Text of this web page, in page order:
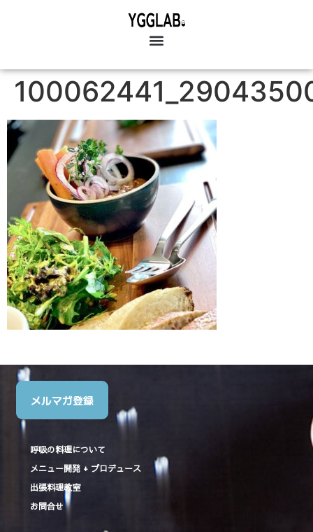
メルマガ登録
呼吸の料理について
メニュー開発 + プロデュース
出張料理教室
お問合せ